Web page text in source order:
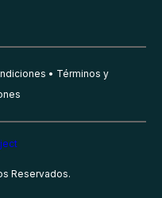
Términos y
Reservados.